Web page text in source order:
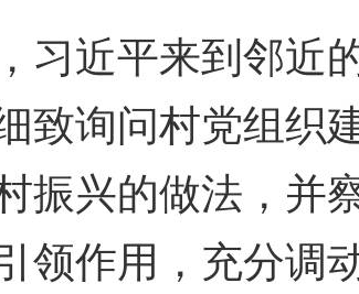
近平来到邻近的
致询问村党组织
振兴的做法，并
领作用，充分调